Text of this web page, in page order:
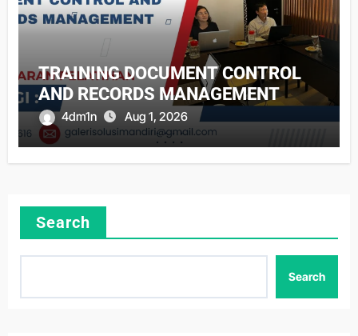
TRAINING DOCUMENT CONTROL
AND RECORDS MANAGEMENT
4dm1n Aug 1, 2026
Search
Search